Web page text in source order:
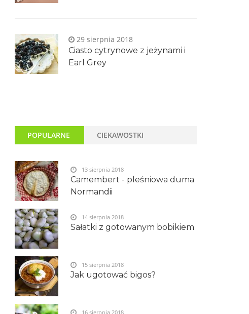
Ciasto cytrynowe z jeżynami i
Earl Grey
29 sierpnia 2018
POPULARNE CIEKAWOSTKI
Camembert - pleśniowa duma
Normandii
13 sierpnia 2018
Sałatki z gotowanym bobikiem
14 sierpnia 2018
Jak ugotować bigos?
15 sierpnia 2018
16 sierpnia 2018